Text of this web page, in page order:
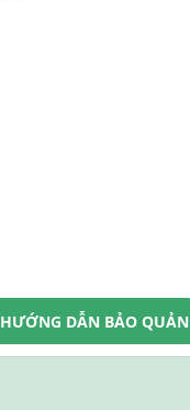
HƯỚNG DẪN BẢO QUẢN